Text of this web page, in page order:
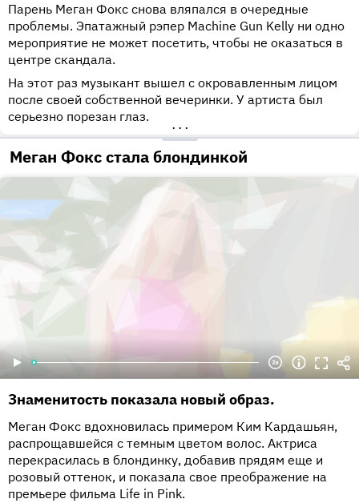
Парень Меган Фокс снова вляпался в очередные
проблемы. Эпатажный рэпер Machine Gun Kelly ни одно
мероприятие не может посетить, чтобы не оказаться в
центре скандала.
На этот раз музыкант вышел с окровавленным лицом
после своей собственной вечеринки. У артиста был
серьезно порезан глаз.
•••
Меган Фокс стала блондинкой
Знаменитость показала новый образ.
Меган Фокс вдохновилась примером Ким Кардашьян,
распрощавшейся с темным цветом волос. Актриса
перекрасилась в блондинку, добавив прядям еще и
розовый оттенок, и показала свое преображение на
премьере фильма Life in Pink.